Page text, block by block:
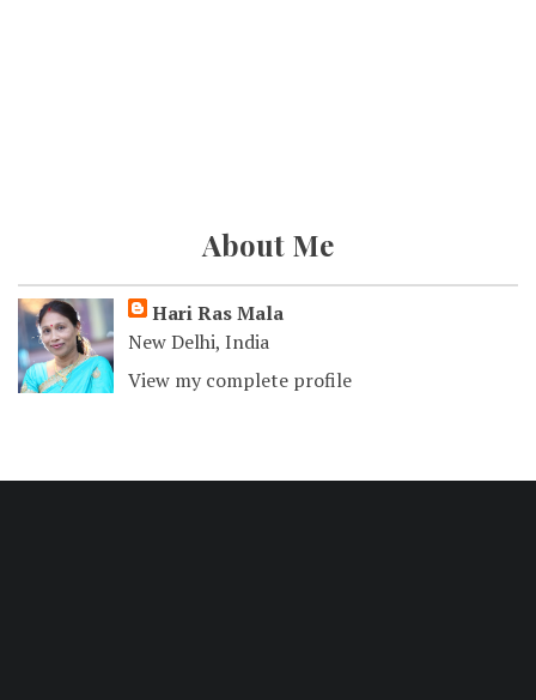
About Me
Hari Ras Mala
New Delhi, India
View my complete profile